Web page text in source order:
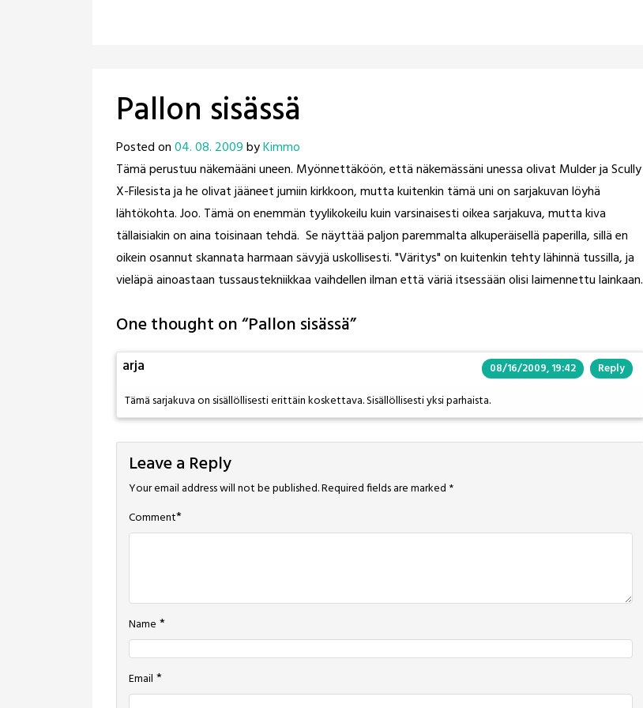
Pallon sisässä
Posted on04. 08. 2009byKimmo
Tämä perustuu näkemääni uneen. Myönnettäköön, että näkemässäni unessa olivat Mulder ja Scully
X-Filesista ja he olivat jääneet jumiin kirkkoon, mutta kuitenkin tämä uni on sarjakuvan löyhä
lähtökohta. Joo. Tämä on enemmän tyylikokeilu kuin varsinaisesti oikea sarjakuva, mutta kiva
tällaisiakin on aina toisinaan tehdä. Se näyttää paljon paremmalta alkuperäisellä paperilla, sillä en
oikein osannut skannata harmaan sävyjä uskollisesti. "Väritys" on kuitenkin tehty lähinnä tussilla, ja
vieläpä ainoastaan tussaustekniikkaa vaihdellen ilman että väriä itsessään olisi laimennettu lainkaan.
One thought on “Pallon sisässä”
arja 08/16/2009, 19:42 Reply
Tämä sarjakuva on sisällöllisesti erittäin koskettava. Sisällöllisesti yksi parhaista.
Leave a Reply
Your email address will not be published.Required fields are marked *
Comment*
Name *
Email *